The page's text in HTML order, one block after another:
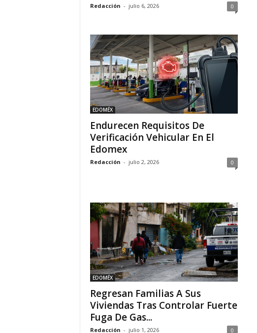
Redacción - julio 6, 2026 0
EDOMÉX
Endurecen Requisitos De
Verificación Vehicular En El
Edomex
Redacción - julio 2, 2026 0
EDOMÉX
Regresan Familias A Sus
Viviendas Tras Controlar Fuerte
Fuga De Gas...
Redacción - julio 1, 2026 0